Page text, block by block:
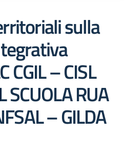
sulla
CGIL – CISL
SCUOLA RUA
– GILDA